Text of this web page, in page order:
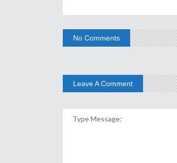
No Comments
Leave A Comment